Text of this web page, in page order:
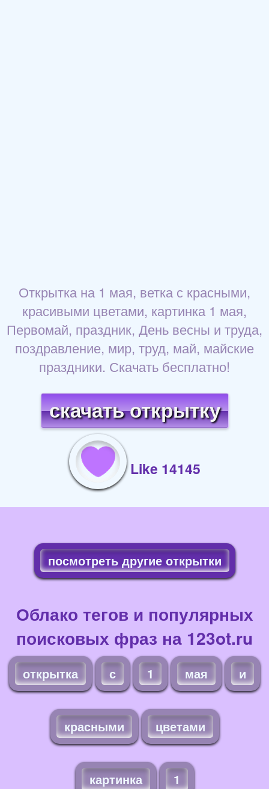
Открытка на 1 мая, ветка с красными,
красивыми цветами, картинка 1 мая,
Первомай, праздник, День весны и труда,
поздравление, мир, труд, май, майские
праздники. Скачать бесплатно!
скачать открытку
Like 14145
посмотреть другие открытки
Облако тегов и популярных
поисковых фраз на 123ot.ru
открытка с 1 мая и
красными цветами
картинка 1